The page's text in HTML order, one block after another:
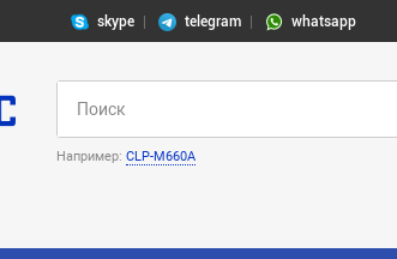
skype telegram whatsapp
Например: CLP-M660A